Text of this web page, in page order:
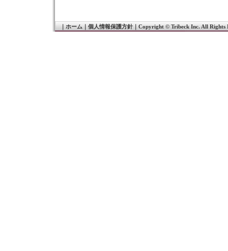
ホーム｜ 個人情報保護方針｜ Copyright © Tribeck Inc. All Rights